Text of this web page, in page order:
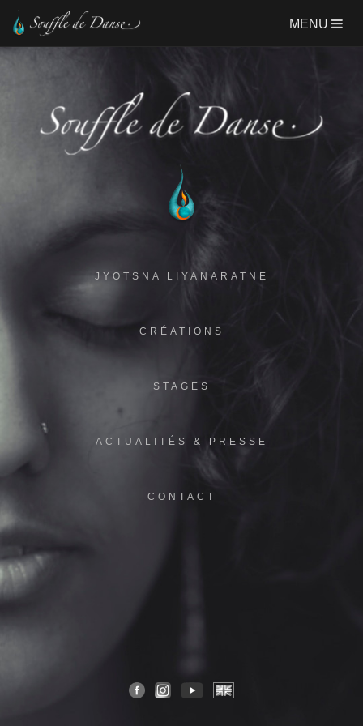
Aller
au
MENU
JYOTSNA LIYANARATNE
CRÉATIONS
STAGES
ACTUALITÉS & PRESSE
CONTACT